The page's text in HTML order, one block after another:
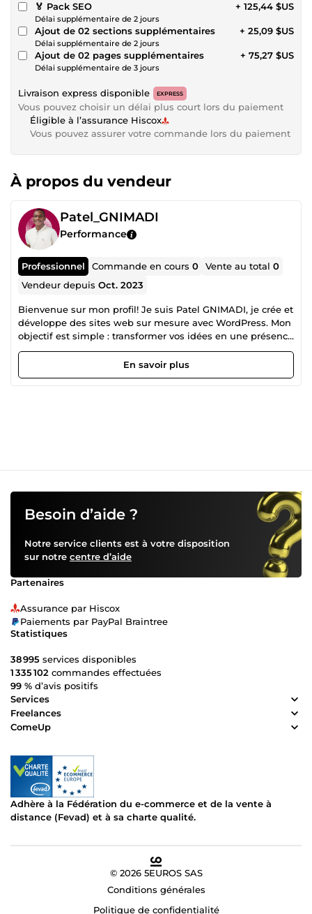
🏅 Pack SEO
Délai supplémentaire de 2 jours
+ 125,44 $US
Ajout de 02 sections supplémentaires
Délai supplémentaire de 2 jours
+ 25,09 $US
Ajout de 02 pages supplémentaires
Délai supplémentaire de 3 jours
+ 75,27 $US
Livraison express disponible EXPRESS
Vous pouvez choisir un délai plus court lors du paiement
Éligible à l’assurance Hiscox
Vous pouvez assurer votre commande lors du paiement
À propos du vendeur
Patel_GNIMADI
Performance
Professionnel Commande en cours0 Vente au total0
Vendeur depuisOct. 2023
Bienvenue sur mon profil! Je suis Patel GNIMADI, je crée et
développe des sites web sur mesure avec WordPress. Mon
objectif est simple : transformer vos idées en une présence
en ligne impactante qui booste votre activité et vous aide
à atteindre vos objectifs. ⭐Avec plus de 4 ans d'expérience,
je conçois des sites web performants et adaptés aux
avancée : Vous ne voulez pas juste un joli site, mais un site
qui vous place en tête des recherches Google. E-commerce
performant : Vous cherchez à vendre en ligne ? Je crée des
simplifié et sécurisé. Réactivité &amp; Suivi personnalisé :
Votre projet est important pour moi, et je vous
accompagne tout au long de la création pour m’assurer
que tout est parfait. ➡️ Je ne me contente pas de créer des
cherchez à donner un nouveau souffle à votre activité, à
attirer plus de clients, ou à vous démarquer de la
concurrence, vous êtes au bon endroit. Contactez-moi et
ensemble, nous allons créer le site dont vous rêvez ! 🚀
En savoir plus
Besoin d’aide ?
Notre service clients est à votre disposition
sur notre centre d’aide
Partenaires
Assurance par Hiscox
Paiements par PayPal Braintree
Statistiques
38 995 services disponibles
1 335 102 commandes effectuées
99 % d’avis positifs
Services
Freelances
ComeUp
Adhère à la Fédération du e-commerce et de la vente à
distance (Fevad) et à sa charte qualité.
© 2026 5EUROS SAS
Conditions générales
Politique de confidentialité